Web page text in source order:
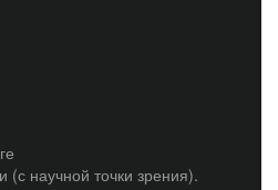
(с научной точки зрения).